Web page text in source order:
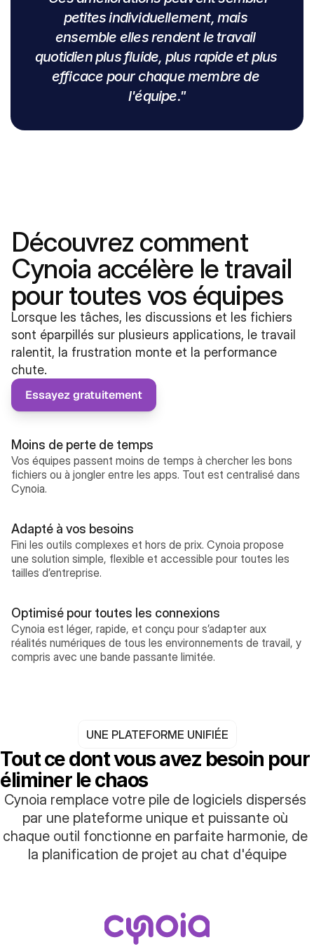
Hindi
Arabe
Espagnol
petites individuellement, mais
ensemble elles rendent le travail
quotidien plus fluide, plus rapide et plus
efficace pour chaque membre de
l'équipe."
Découvrez comment
Cynoia accélère le travail
pour toutes vos équipes
Lorsque les tâches, les discussions et les fichiers
sont éparpillés sur plusieurs applications, le travail
ralentit, la frustration monte et la performance
chute.
Essayez gratuitement
Moins de perte de temps
Vos équipes passent moins de temps à chercher les bons
fichiers ou à jongler entre les apps. Tout est centralisé dans
Cynoia.
Adapté à vos besoins
Fini les outils complexes et hors de prix. Cynoia propose
une solution simple, flexible et accessible pour toutes les
tailles d’entreprise.
Optimisé pour toutes les connexions
Cynoia est léger, rapide, et conçu pour s’adapter aux
réalités numériques de tous les environnements de travail, y
compris avec une bande passante limitée.
UNE PLATEFORME UNIFIÉE
Tout ce dont vous avez besoin pour
éliminer le chaos
Cynoia remplace votre pile de logiciels dispersés
par une plateforme unique et puissante où
chaque outil fonctionne en parfaite harmonie, de
la planification de projet au chat d'équipe